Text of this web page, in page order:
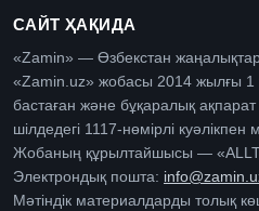
САЙТ ҲАҚИДА
«Zamin» — Өзбекстан
«Zamin.uz» жобасы 2014 жылғы 1
бастаған және бұқаралық
шілдедегі 1117-нөмірлі куәлікпен
Жобаның құрылтайшысы —
Электрондық пошта:
Мәтіндік материалдарды толық